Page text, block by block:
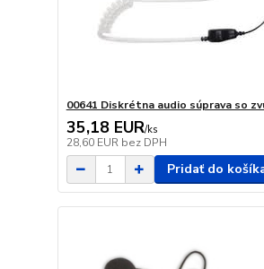
00641 Diskrétna audio súprava so
35,18 EUR/ks
28,60 EUR bez DPH
Pridať do